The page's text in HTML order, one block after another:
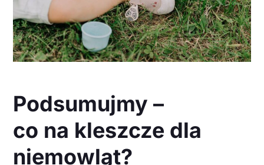
Podsumujmy –
co na kleszcze dla
niemowląt?